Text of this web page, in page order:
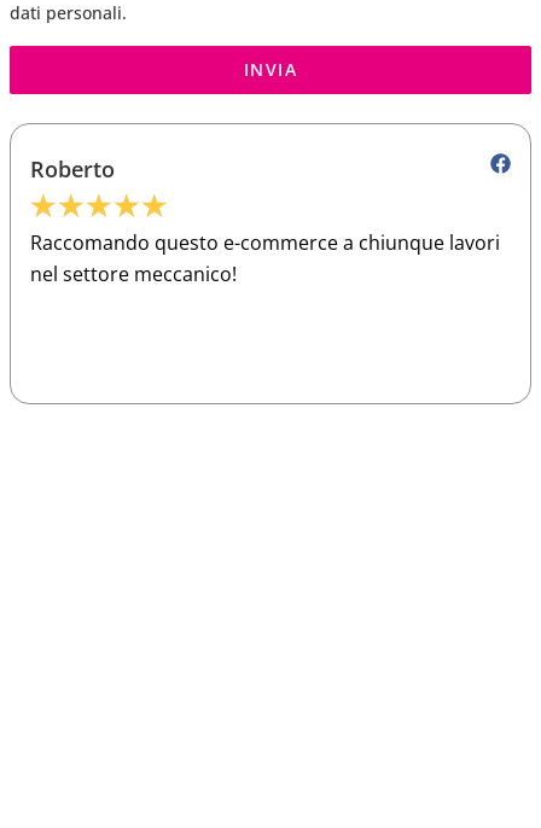
dati personali.
INVIA
Roberto
★★★★★
Raccomando questo e-commerce a chiunque lavori
nel settore meccanico!